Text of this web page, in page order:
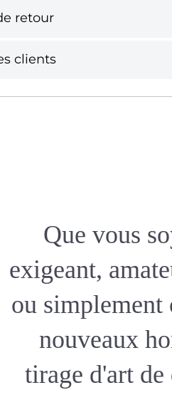
retour
clients
Que vous
exigeant,
ou simplement
nouveaux
tirage d'art